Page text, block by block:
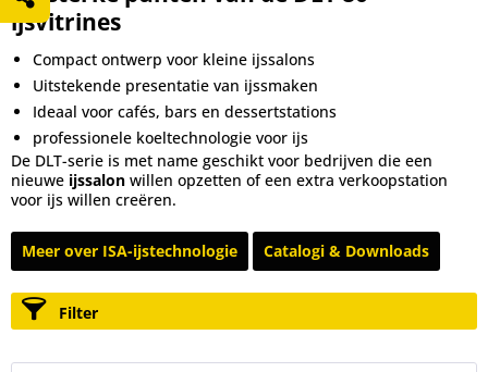
ijsvitrines
Compact ontwerp voor kleine ijssalons
Uitstekende presentatie van ijssmaken
Ideaal voor cafés, bars en dessertstations
professionele koeltechnologie voor ijs
De DLT-serie is met name geschikt voor bedrijven die een
nieuwe ijssalon willen opzetten of een extra verkoopstation
voor ijs willen creëren.
Meer over ISA-ijstechnologie Catalogi & Downloads
Filter